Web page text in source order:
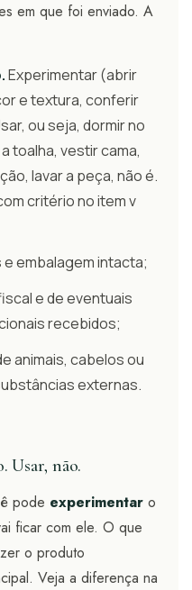
em que foi enviado. A
Experimentar (abrir
e textura, conferir
ou seja, dormir no
toalha, vestir cama,
lavar a peça, não é.
critério no item v
embalagem intacta;
e de eventuais
recebidos;
animais, cabelos ou
externas.
Usar, não.
pode experimentar o
ficar com ele. O que
o produto
Veja a diferença na